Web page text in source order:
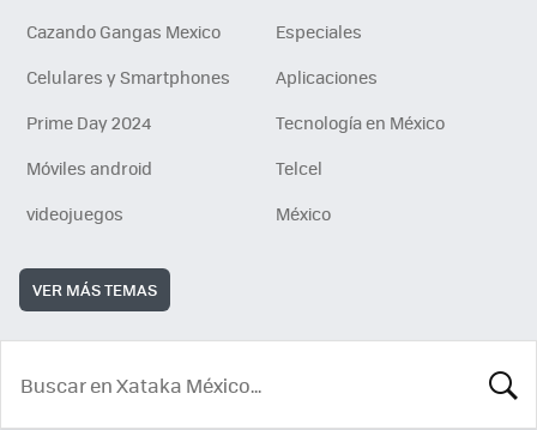
Cazando Gangas Mexico
Especiales
Celulares y Smartphones
Aplicaciones
Prime Day 2024
Tecnología en México
Móviles android
Telcel
videojuegos
México
VER MÁS TEMAS